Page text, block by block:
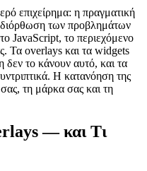
επιχείρημα: η πραγματική
διόρθωση των προβλημάτων
JavaScript, το περιεχόμενο
Τα overlays και τα widgets
το κάνουν αυτό, και τα
Η κατανόηση της
τη μάρκα σας και τη
— και Τι